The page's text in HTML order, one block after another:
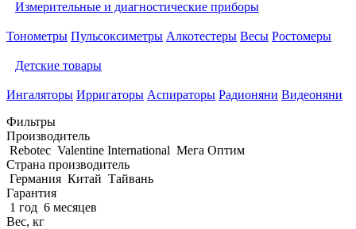
Измерительные и диагностические приборы
Тонометры Пульсоксиметры Алкотестеры Весы Ростомеры
Детские товары
Ингаляторы Ирригаторы Аспираторы Радионяни Видеоняни
Фильтры
Производитель
Rebotec Valentine International Мега Оптим
Страна производитель
Германия Китай Тайвань
Гарантия
1 год 6 месяцев
Вес, кг